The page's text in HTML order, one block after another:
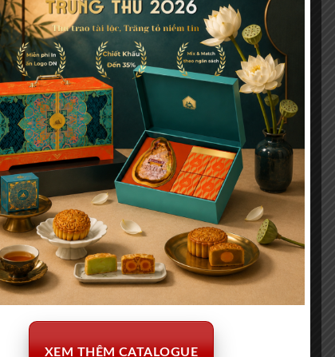
Nho 700ml
XEM THÊM CATALOGUE